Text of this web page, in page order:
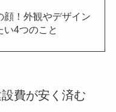
顔！外観やデザイン
い4つのこと
費が安く済む